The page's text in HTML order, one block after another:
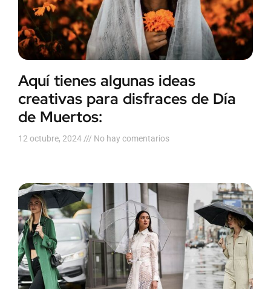
Aquí tienes algunas ideas
creativas para disfraces de Día
de Muertos:
12 octubre, 2024 No hay comentarios